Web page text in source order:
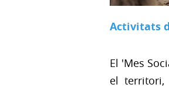
Activitats
El 'Mes
el territori,